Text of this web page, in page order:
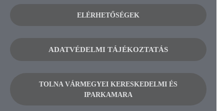
ELÉRHETŐSÉGEK
ADATVÉDELMI TÁJÉKOZTATÁS
TOLNA VÁRMEGYEI KERESKEDELMI ÉS
IPARKAMARA